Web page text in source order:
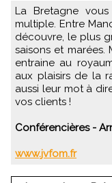
La Bretagne vous croyez la connaitre mais elle est
multiple. Entre
découvre, le plus
saisons et marées.
entraine au
aux plaisirs de la
aussi leur mot à
vos clients !
Conférencières -
www.jvfom.fr